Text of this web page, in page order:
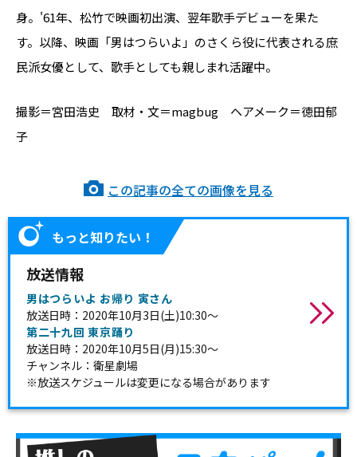
身。'61年、松竹で映画初出演、翌年歌手デビューを果た
す。以降、映画「男はつらいよ」のさくら役に代表される庶
民派女優として、歌手としても親しまれ活躍中。
撮影＝宮田浩史 取材・文＝magbug ヘアメーク＝徳田郁
子
この記事の全ての画像を見る
もっと知りたい！
放送情報
男はつらいよ お帰り 寅さん
放送日時：2020年10月3日(土)10:30～
第二十九回 東京踊り
放送日時：2020年10月5日(月)15:30～
チャンネル：衛星劇場
※放送スケジュールは変更になる場合があります